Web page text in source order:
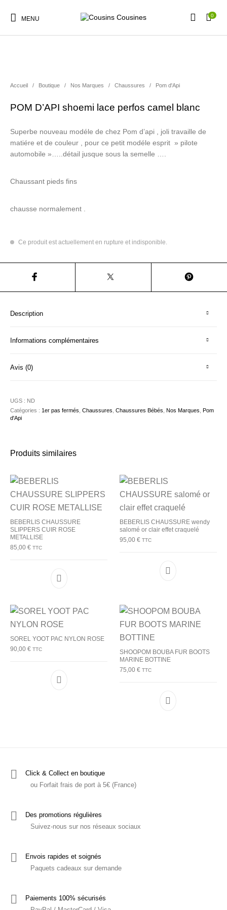
MENU 0
Vêtements Garçons Cadeaux
Accueil / Boutique / Nos Marques / Chaussures / Pom d'Api
POM D’API shoemi lace perfos camel blanc
Superbe nouveau modéle de chez Pom d’api , joli travaille de
matiére et de couleur , pour ce petit modéle esprit » pilote
automobile »…..détail jusque sous la semelle ….
Chaussant pieds fins
chausse normalement .
Ce produit est actuellement en rupture et indisponible.
Description
Informations complémentaires
Avis (0)
UGS : ND
Catégories : 1er pas fermés ,Chaussures ,Chaussures Bébés ,Nos Marques ,Pom
d'Api
Produits similaires
BEBERLIS CHAUSSURE
SLIPPERS CUIR ROSE
METALLISE
85,00€ TTC
Ce produit a plusieurs variations. Les options
BEBERLIS CHAUSSURE wendy
salomé or clair effet craquelé
95,00 € TTC
Ce produit a
SOREL YOOT PAC NYLON ROSE
90,00€ TTC
Ce produit a plusieurs variations. Les options
SHOOPOM BOUBA FUR BOOTS
MARINE BOTTINE
75,00 € TTC
Ce produit a
Click & Collect en boutique
ou Forfait frais de port à 5€ (France)
Des promotions régulières
Suivez-nous sur nos réseaux sociaux
Envois rapides et soignés
Paquets cadeaux sur demande
Paiements 100% sécurisés